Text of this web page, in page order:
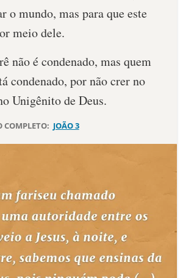
o mundo, mas para que este
meio dele.
não é condenado, mas quem
condenado, por não crer no
Unigênito de Deus.
COMPLETO: JOÃO 3